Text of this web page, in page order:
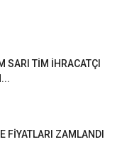
SARI TİM İHRACATÇI
FİYATLARI ZAMLANDI